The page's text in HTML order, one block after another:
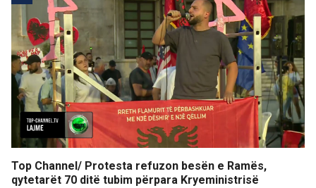
Top Channel/ Protesta refuzon besën e Ramës,
qytetarët 70 ditë tubim përpara Kryeministrisë